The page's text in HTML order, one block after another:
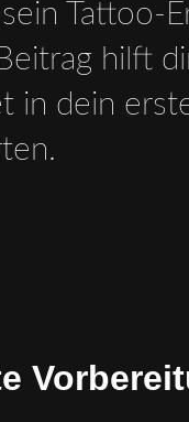
Tattoo-
hilft
in dein